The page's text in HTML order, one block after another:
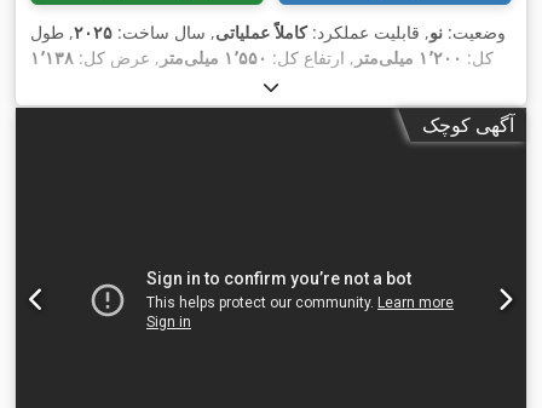
وضعیت: نو, قابلیت عملکرد:کاملاً عملیاتی, سال ساخت: ۲۰۲۵, طول
کل: ۱٬۲۰۰ میلی‌متر , ارتفاع کل: ۱٬۵۵۰ میلی‌متر , عرض کل: ۱٬۱۳۸
, وزن کل:
میلی‌متر, طول پیشروی محور X: ۸۰۰ میلی‌متر, طول تغذیه محور Y:
۸۰۰ میلی‌متر
آگهی کوچک